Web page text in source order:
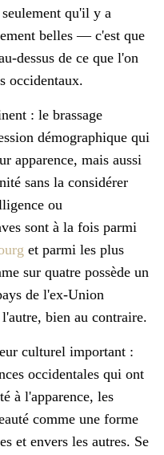
qu'il y a
belles — c'est que
dessus de ce que l'on
occidentaux.
: le brassage
démographique qui
apparence, mais aussi
sans la considérer
ou
sont à la fois parmi
et parmi les plus
sur quatre possède un
de l'ex-Union
bien au contraire.
culturel important :
occidentales qui ont
à l'apparence, les
comme une forme
et envers les autres. Se